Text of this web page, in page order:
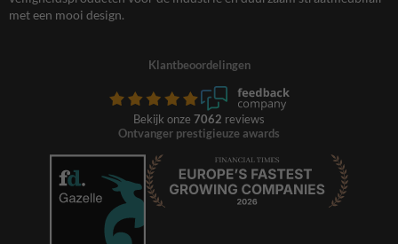
met een mooi design.
Klantbeoordelingen
Bekijk onze 7062 reviews
Ontvanger prestigieuze awards